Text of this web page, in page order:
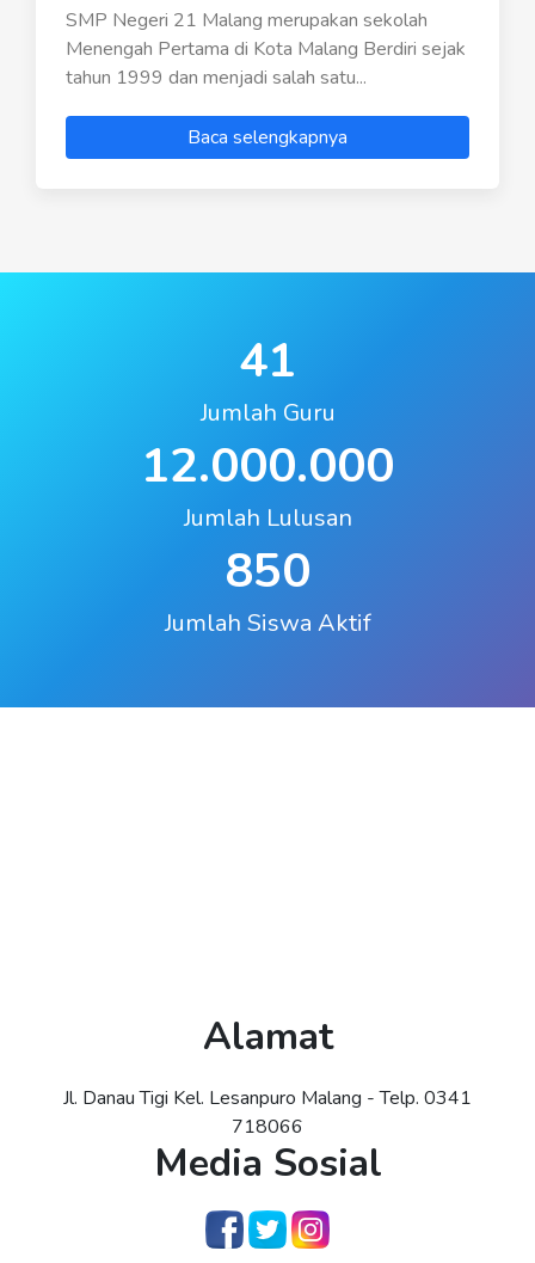
SMP Negeri 21 Malang merupakan sekolah
Menengah Pertama di Kota Malang Berdiri sejak
tahun 1999 dan menjadi salah satu...
Baca selengkapnya
41
Jumlah Guru
12.000.000
Jumlah Lulusan
850
Jumlah Siswa Aktif
Alamat
Jl. Danau Tigi Kel. Lesanpuro Malang - Telp. 0341
718066
Media Sosial